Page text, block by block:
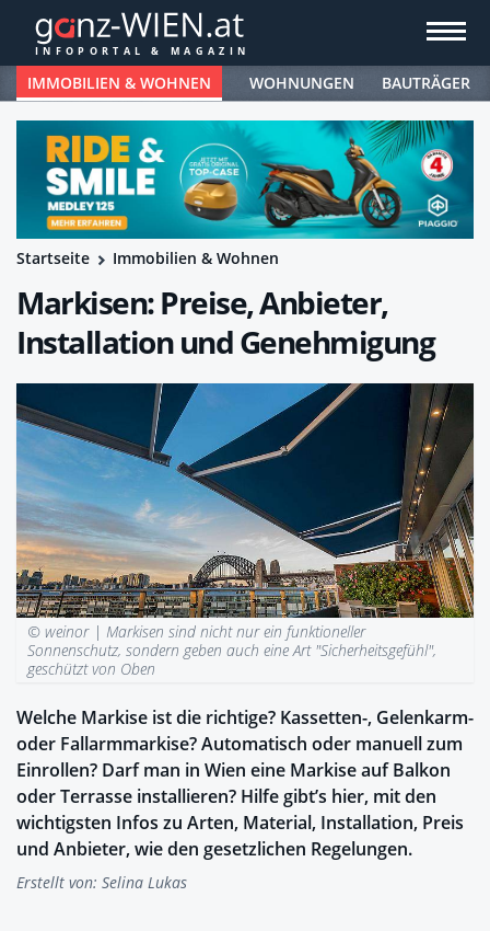
IMMOBILIEN & WOHNEN WOHNUNGEN BAUTRÄGER
Startseite Immobilien & Wohnen
Markisen: Preise, Anbieter,
Installation und Genehmigung
© weinor |Markisen sind nicht nur ein funktioneller
Sonnenschutz, sondern geben auch eine Art "Sicherheitsgefühl",
geschützt von Oben
Welche Markise ist die richtige? Kassetten-, Gelenkarm-
oder Fallarmmarkise? Automatisch oder manuell zum
Einrollen? Darf man in Wien eine Markise auf Balkon
oder Terrasse installieren? Hilfe gibt’s hier, mit den
wichtigsten Infos zu Arten, Material, Installation, Preis
und Anbieter, wie den gesetzlichen Regelungen.
Erstellt von: Selina Lukas